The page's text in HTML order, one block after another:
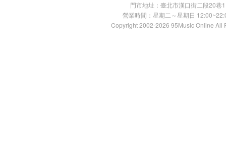
門市地址：臺北市漢口街二段20
營業時間：星期二～星期日
Copyright 2002-2026 95Music Online All